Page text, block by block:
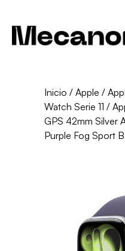
Inicio /Apple /
Watch Serie 11 /
GPS 42mm Silver
Purple Fog Sport